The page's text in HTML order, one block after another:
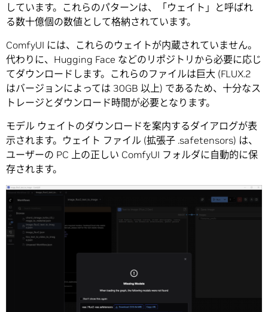
しています。これらのパターンは、「ウェイト」と呼ばれ
る数十億個の数値として格納されています。
ComfyUI には、これらのウェイトが内蔵されていません。
代わりに、Hugging Face などのリポジトリから必要に応じ
てダウンロードします。これらのファイルは巨大 (FLUX.2
はバージョンによっては 30GB 以上) であるため、十分なス
トレージとダウンロード時間が必要となります。
モデル ウェイトのダウンロードを案内するダイアログが表
示されます。ウェイト ファイル (拡張子 .safetensors) は、
ユーザーの PC 上の正しい ComfyUI フォルダに自動的に保
存されます。